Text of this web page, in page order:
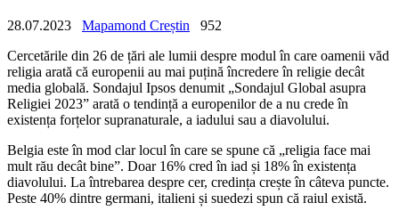
28.07.2023 Mapamond Creștin
952
Cercetările din 26 de țări ale lumii despre modul în care oamenii văd
religia arată că europenii au mai puțină încredere în religie decât
media globală. Sondajul Ipsos denumit „Sondajul Global asupra
Religiei 2023” arată o tendință a europenilor de a nu crede în
existența forțelor supranaturale, a iadului sau a diavolului.
Belgia este în mod clar locul în care se spune că „religia face mai
mult rău decât bine”. Doar 16% cred în iad și 18% în existența
diavolului. La întrebarea despre cer, credința crește în câteva puncte.
Peste 40% dintre germani, italieni și suedezi spun că raiul există.